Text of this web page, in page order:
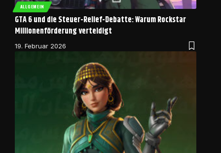
ALLGEMEIN
GTA 6 und die Steuer-Relief-Debatte: Warum Rockstar
Millionenförderung verteidigt
19. Februar 2026